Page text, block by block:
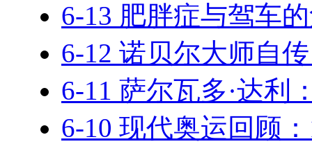
6-13 肥胖症与驾车
6-12 诺贝尔大师自
6-11 萨尔瓦多·达利
6-10 现代奥运回顾